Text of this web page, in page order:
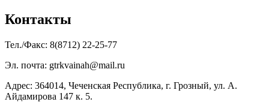
Контакты
Тел./Факс: 8(8712) 22-25-77
Эл. почта: gtrkvainah@mail.ru
Адрес: 364014, Чеченская Республика, г. Грозный, ул. А.
Айдамирова 147 к. 5.